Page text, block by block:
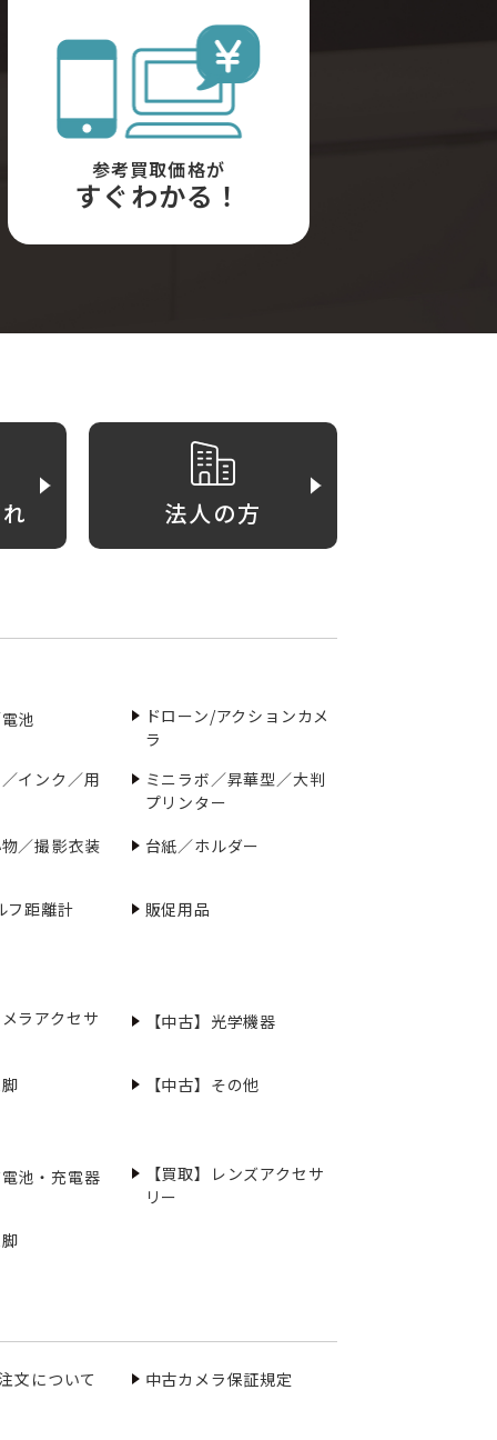
参考買取価格が
すぐわかる！
法人の方
池
ドローン/アクションカメ
ラ
インク／用
ミニラボ／昇華型／大判
プリンター
／撮影衣装
台紙／ホルダー
フ距離計 販促用品
ラアクセサ 【中古】光学機器
【中古】その他
池・充電器
【買取】レンズアクセサ
リー
文について 中古カメラ保証規定